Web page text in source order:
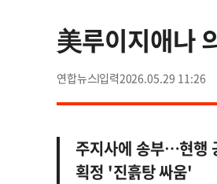
美루이지애나
연합뉴스 2026.05.29 11:26
주지사에 송부…현행
획정 '진흙탕 싸움'